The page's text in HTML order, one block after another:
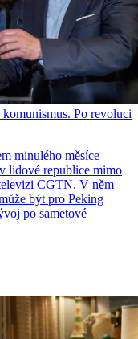
Po revoluci
minulého měsíce
lidové republice mimo
CGTN. V něm
být pro Peking
po sametové